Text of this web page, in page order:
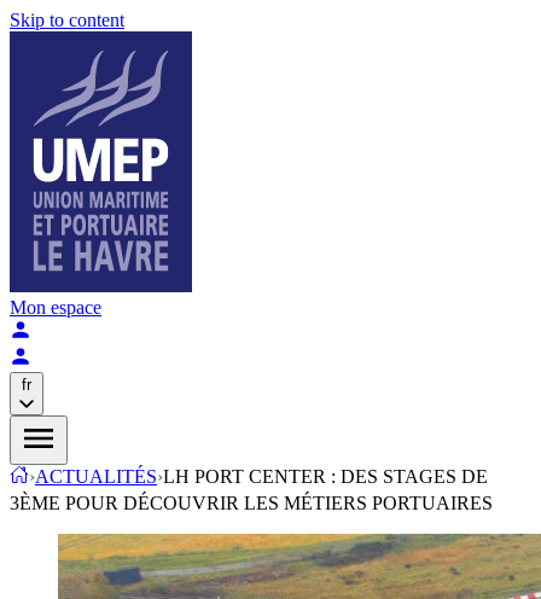
Skip to content
Mon espace
fr
›ACTUALITÉS›LH PORT CENTER : DES STAGES DE
3ÈME POUR DÉCOUVRIR LES MÉTIERS PORTUAIRES